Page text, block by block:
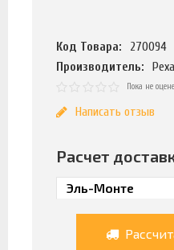
Код Товара:
270094
Производитель:
Пока не
Написать отзыв
Расчет